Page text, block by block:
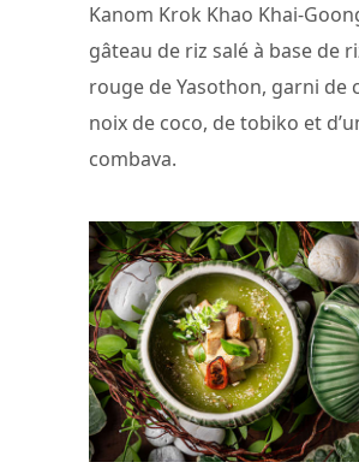
Kanom Krok Khao Khai-
gâteau de riz salé à base de
rouge de Yasothon, garni de
noix de coco, de tobiko et
combava.